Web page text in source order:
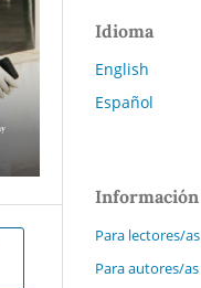
Idioma
English
Español
Información
Para lectores/as
Para autores/as